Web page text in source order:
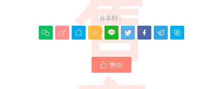
分享到：
        
 赞(0)
售